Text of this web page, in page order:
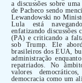
a discussões sobre
de Pacheco sendo
Lewandowski no
Lula está
enfatizando discussões
(PA) e criticando a
sob Trump. Ele
brasileiros dos EUA,
administração
repatriados. No
valores
democracia como um